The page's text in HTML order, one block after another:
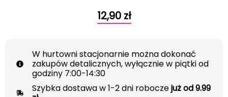
12,90 zł
W hurtowni stacjonarnie można dokonać
zakupów detalicznych, wyłącznie w piątki od
godziny 7:00-14:30
Szybka dostawa w 1-2 dni roboczejuż od 9.99